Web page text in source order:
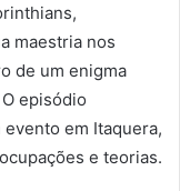
maestria nos
de um enigma
episódio
em Itaquera,
e teorias.